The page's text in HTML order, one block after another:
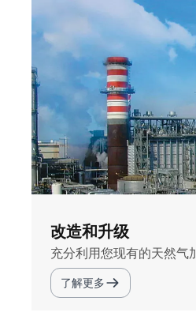
改造和升级
充分利用您现有的天然气
了解更多